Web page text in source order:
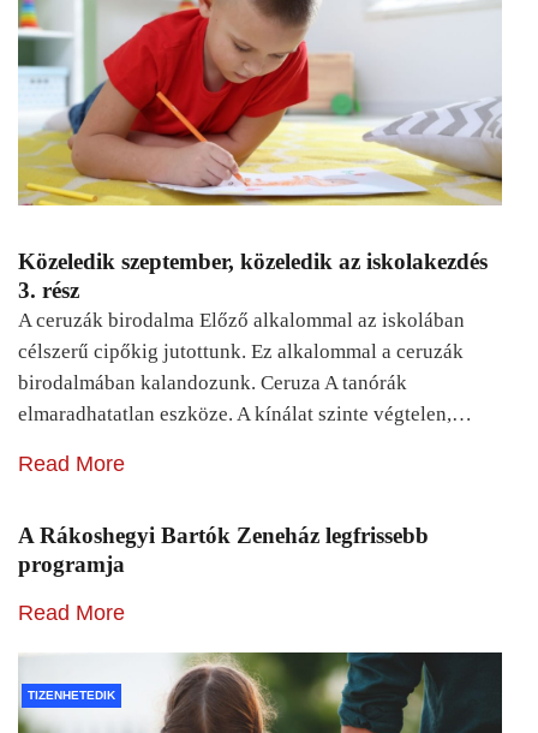
Közeledik szeptember, közeledik az iskolakezdés
3. rész
A ceruzák birodalma Előző alkalommal az iskolában
célszerű cipőkig jutottunk. Ez alkalommal a ceruzák
birodalmában kalandozunk. Ceruza A tanórák
elmaradhatatlan eszköze. A kínálat szinte végtelen,…
Read More
A Rákoshegyi Bartók Zeneház legfrissebb
programja
Read More
TIZENHETEDIK